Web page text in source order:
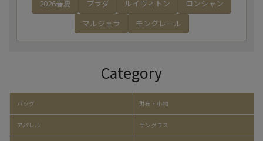
2026春夏 プラダ ルイヴィトン
ロンシャン
マルジェラ
モンクレール
Category
バッグ 財布・小物
アパレル サングラス